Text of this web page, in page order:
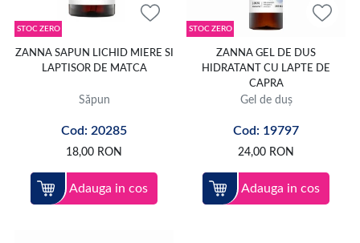
STOC ZERO
ZANNA SAPUN LICHID MIERE SI
LAPTISOR DE MATCA
Săpun
Cod: 20285
18,00 RON
Adauga in cos
STOC ZERO
ZANNA GEL DE DUS
HIDRATANT CU LAPTE DE
CAPRA
Gel de duș
Cod: 19797
24,00 RON
Adauga in cos